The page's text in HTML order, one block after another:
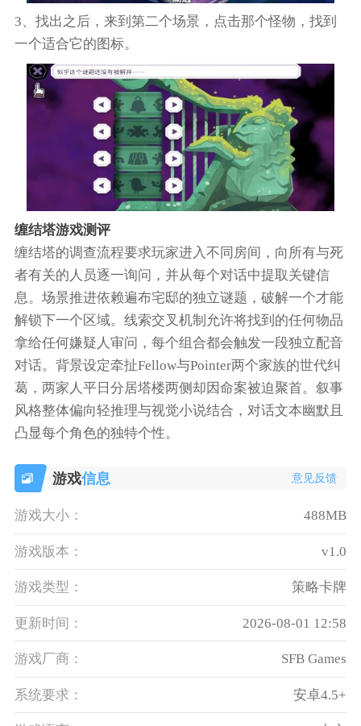
3、找出之后，来到第二个场景，点击那个怪物，找到
一个适合它的图标。
缠结塔游戏测评
缠结塔的调查流程要求玩家进入不同房间，向所有与死
者有关的人员逐一询问，并从每个对话中提取关键信
息。场景推进依赖遍布宅邸的独立谜题，破解一个才能
解锁下一个区域。线索交叉机制允许将找到的任何物品
拿给任何嫌疑人审问，每个组合都会触发一段独立配音
对话。背景设定牵扯Fellow与Pointer两个家族的世代纠
葛，两家人平日分居塔楼两侧却因命案被迫聚首。叙事
风格整体偏向轻推理与视觉小说结合，对话文本幽默且
凸显每个角色的独特个性。
游戏信息 意见反馈
游戏大小： 488MB
游戏版本： v1.0
游戏类型： 策略卡牌
更新时间： 2026-08-01 12:58
游戏厂商： SFB Games
系统要求： 安卓4.5+